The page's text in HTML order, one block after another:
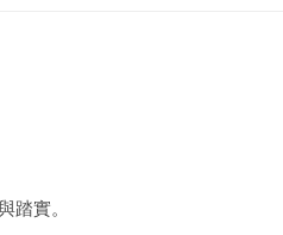
踏實。